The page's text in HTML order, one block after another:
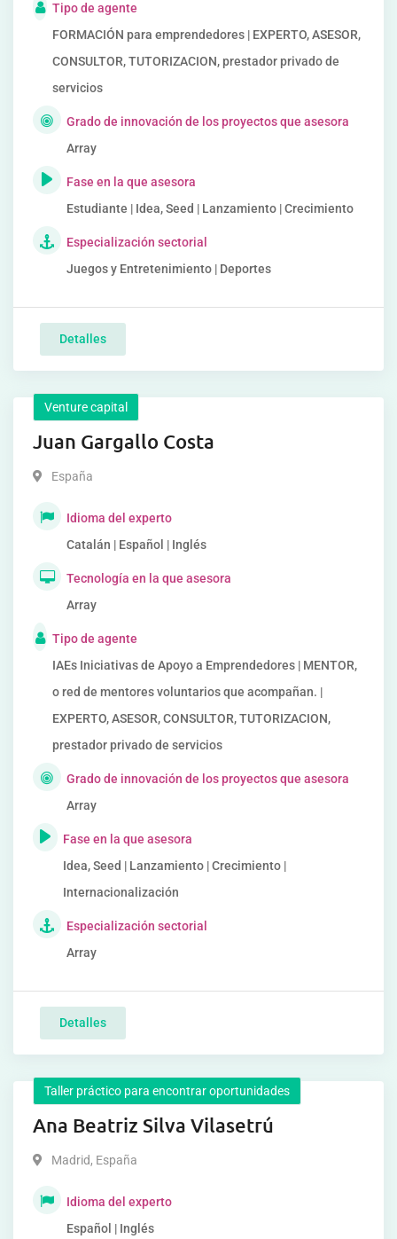
Tipo de agente
FORMACIÓN para emprendedores | EXPERTO, ASESOR,
CONSULTOR, TUTORIZACION, prestador privado de
servicios
Grado de innovación de los proyectos que asesora
Array
Fase en la que asesora
Estudiante | Idea, Seed | Lanzamiento | Crecimiento
Especialización sectorial
Juegos y Entretenimiento | Deportes
Detalles
Venture capital
Juan Gargallo Costa
España
Idioma del experto
Catalán | Español | Inglés
Tecnología en la que asesora
Array
Tipo de agente
IAEs Iniciativas de Apoyo a Emprendedores | MENTOR,
o red de mentores voluntarios que acompañan. |
EXPERTO, ASESOR, CONSULTOR, TUTORIZACION,
prestador privado de servicios
Grado de innovación de los proyectos que asesora
Array
Fase en la que asesora
Idea, Seed | Lanzamiento | Crecimiento |
Internacionalización
Especialización sectorial
Array
Detalles
Taller práctico para encontrar oportunidades
Ana Beatriz Silva Vilasetrú
Madrid, España
Idioma del experto
Español | Inglés